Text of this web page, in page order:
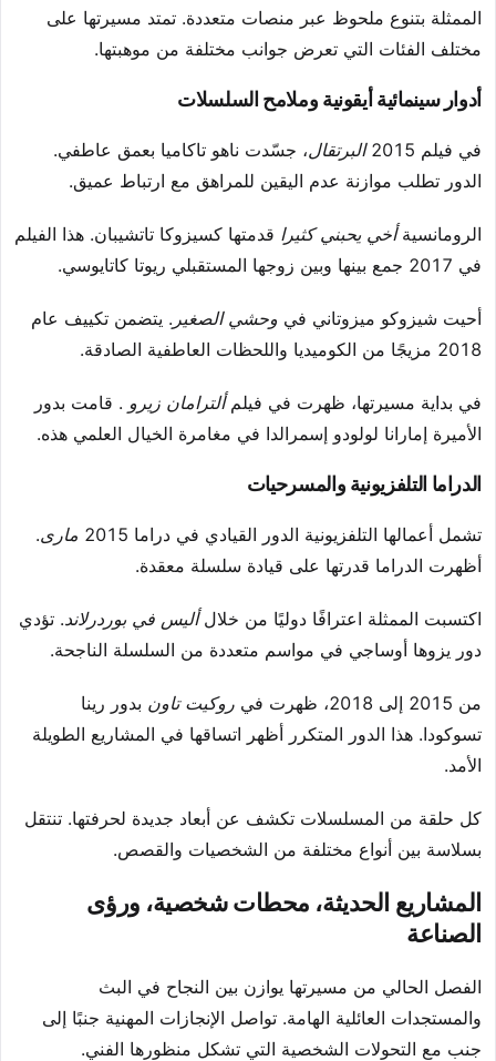
الممثلة بتنوع ملحوظ عبر منصات متعددة. تمتد مسيرتها على
مختلف الفئات التي تعرض جوانب مختلفة من موهبتها.
أدوار سينمائية أيقونية وملامح السلسلات
في فيلم 2015 البرتقال، جسّدت ناهو تاكاميا بعمق عاطفي.
الدور تطلب موازنة عدم اليقين للمراهق مع ارتباط عميق.
الرومانسيةأخي يحبني كثيرا قدمتها كسيزوكا تاتشيبان. هذا الفيلم
في 2017 جمع بينها وبين زوجها المستقبلي ريوتا كاتايوسي.
أحيت شيزوكو ميزوتاني في وحشي الصغير . يتضمن تكييف عام
2018 مزيجًا من الكوميديا واللحظات العاطفية الصادقة.
في بداية مسيرتها، ظهرت في فيلمألترامان زيرو . قامت بدور
الأميرة إمارانا لولودو إسمرالدا في مغامرة الخيال العلمي هذه.
الدراما التلفزيونية والمسرحيات
تشمل أعمالها التلفزيونية الدور القيادي في دراما 2015 مارى.
أظهرت الدراما قدرتها على قيادة سلسلة معقدة.
اكتسبت الممثلة اعترافًا دوليًا من خلالأليس في بوردرلاند. تؤدي
دور يزوها أوساجي في مواسم متعددة من السلسلة الناجحة.
من 2015 إلى 2018، ظهرت في روكيت تاون بدور رينا
تسوكودا. هذا الدور المتكرر أظهر اتساقها في المشاريع الطويلة
الأمد.
كل حلقة من المسلسلات تكشف عن أبعاد جديدة لحرفتها. تنتقل
بسلاسة بين أنواع مختلفة من الشخصيات والقصص.
المشاريع الحديثة، محطات شخصية، ورؤى
الصناعة
الفصل الحالي من مسيرتها يوازن بين النجاح في البث
والمستجدات العائلية الهامة. تواصل الإنجازات المهنية جنبًا إلى
جنب مع التحولات الشخصية التي تشكل منظورها الفني.